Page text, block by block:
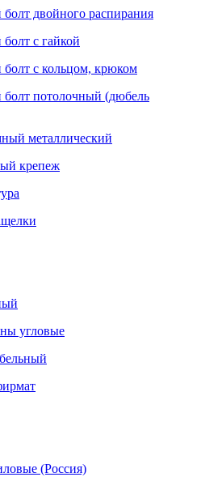
двойного распирания
с гайкой
с кольцом, крюком
потолочный (дюбель
металлический
крепеж
угловые
(Россия)